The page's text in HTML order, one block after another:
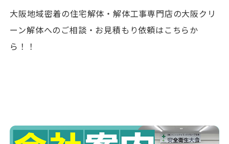
大阪地域密着の住宅解体・解体工事専門店の大阪クリ
ーン解体へのご相談・お見積もり依頼はこちらか
ら！！